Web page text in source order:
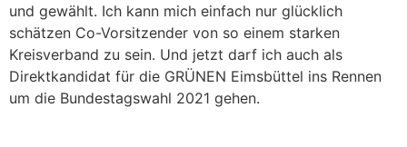
und gewählt. Ich kann mich einfach nur glücklich
schätzen Co-Vorsitzender von so einem starken
Kreisverband zu sein. Und jetzt darf ich auch als
Direktkandidat für die GRÜNEN Eimsbüttel ins Rennen
um die Bundestagswahl 2021 gehen.